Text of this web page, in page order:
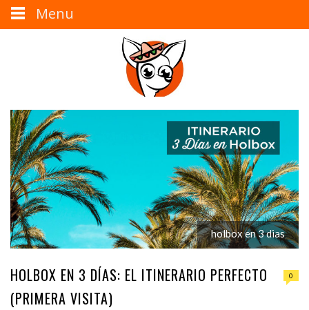
holbox en 3 dias
HOLBOX EN 3 DÍAS: EL ITINERARIO PERFECTO
(PRIMERA VISITA)
0
Menu